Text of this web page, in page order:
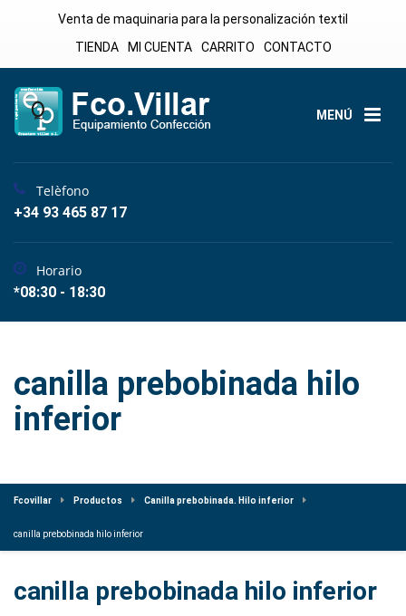
Venta de maquinaria para la personalización textil
TIENDA
MI CUENTA CARRITO CONTACTO
MENÚ
Telèfono
+34 93 465 87 17
Horario
*08:30 - 18:30
canilla prebobinada hilo
inferior
Fcovillar Productos Canilla prebobinada. Hilo inferior
canilla prebobinada hilo inferior
canilla prebobinada hilo inferior